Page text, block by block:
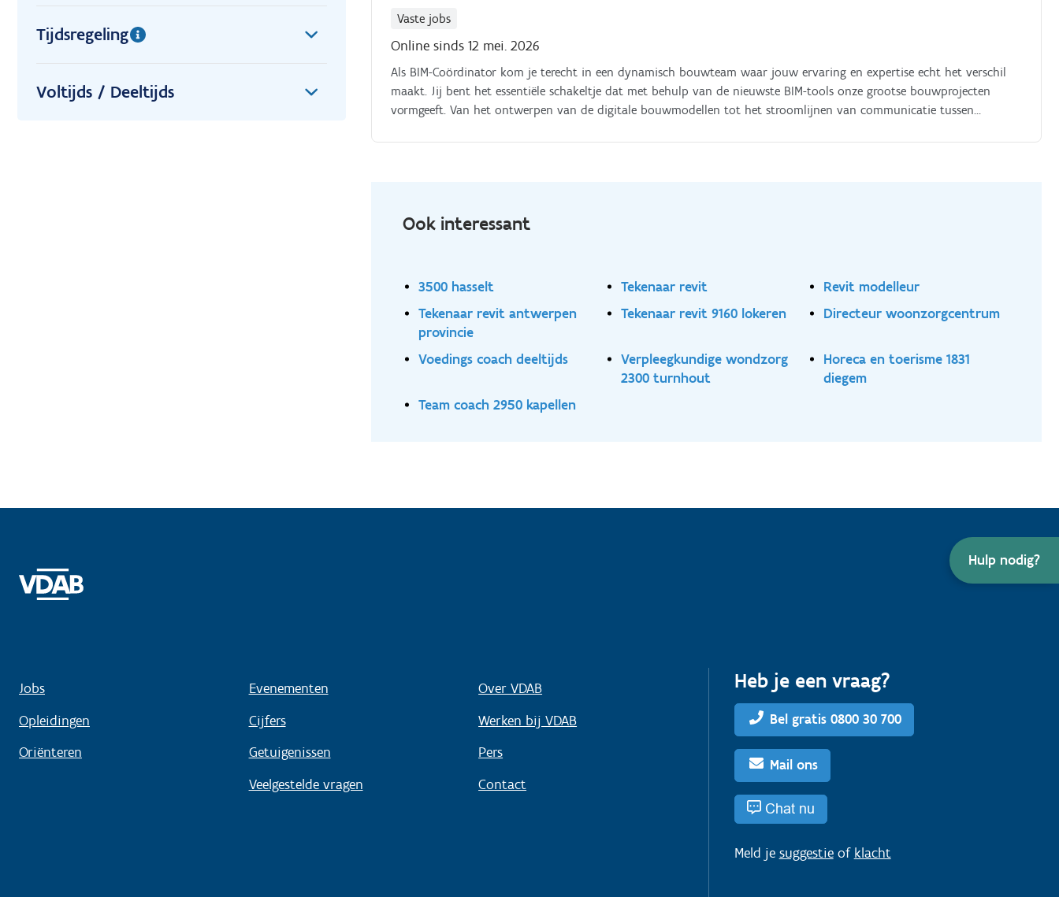
Hulp nodig?
Tijdsregeling
Voltijds / Deeltijds
Vaste jobs
Online sinds 12 mei. 2026
Als BIM-Coördinator kom je terecht in een dynamisch bouwteam waar jouw ervaring en expertise echt het verschil
maakt. Jij bent het essentiële schakeltje dat met behulp van de nieuwste BIM-tools onze grootse bouwprojecten
vormgeeft. Van het ontwerpen van de digitale bouwmodellen tot het stroomlijnen van communicatie tussen
verantwoordelijkheden werk je samen in een team, waarbij jouw liefde voor detail en probleemoplossend vermogen
Ook interessant
3500 hasselt Tekenaar revit
Revit modelleur
Tekenaar revit antwerpen
provincie
Tekenaar revit 9160 lokeren Directeur woonzorgcentrum
Voedings coach deeltijds
Verpleegkundige wondzorg
2300 turnhout
Horeca en toerisme 1831
diegem
Team coach 2950 kapellen
Jobs
Opleidingen
Oriënteren
Evenementen
Cijfers
Getuigenissen
Veelgestelde vragen
Over VDAB
Werken bij VDAB
Pers
Contact
Heb je een vraag?
Bel gratis 0800 30 700
Mail ons
Chat nu
Meld je suggestieof klacht